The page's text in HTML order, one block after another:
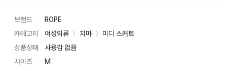
브랜드
ROPE
카테고리
여성의류 〉 치마 〉
미디 스커트
상품상태
사용감 없음
사이즈
M